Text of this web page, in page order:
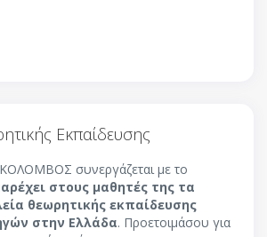
Εκπαίδευσης
συνεργάζεται με το
στους μαθητές της τα
θεωρητικής εκπαίδευσης
στην Ελλάδα. Προετοιμάσου για